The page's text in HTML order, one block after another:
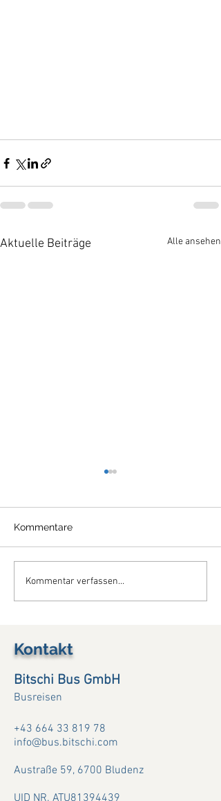
Aktuelle Beiträge Alle ansehen
So Interessant ist die
Viamala Notte...25.7.+3.8.+
Kommentare
Kommentar verfassen...
Kontakt
Bitschi Bus GmbH
Busreisen
+43 664 33 819 78
info@bus.bitschi.com
Austraße 59, 6700 Bludenz